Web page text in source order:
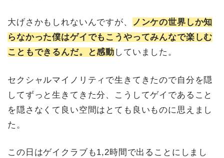
大げさかもしれないんですが、
ノンケの世界しか知
らなかった僕はゲイでもこうやってみんなで楽しむ
こともできるんだ。と感動 していました。
セクシャルマイノリティで生きてきたので自分を隠
してずっと生きてきた分、こうしてゲイであること
を隠さなくて良い空間はとても良いものに思えまし
た。
この日はゲイクラブも1,2時間で出ることにしまし